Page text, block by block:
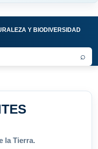
Y BIODIVERSIDAD
⌕
la Tierra.